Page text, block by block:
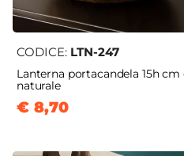
CODICE: LTN-247
Lanterna portacandela 15h
naturale
€ 8,70